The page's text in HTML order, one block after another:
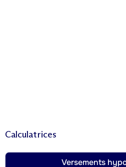
Calculatrices
Versements